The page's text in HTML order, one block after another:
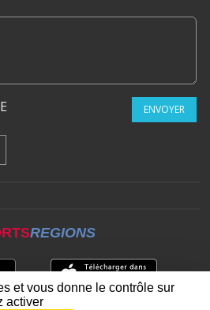
ENVOYER
REGIONS
et vous donne le contrôle sur
activer